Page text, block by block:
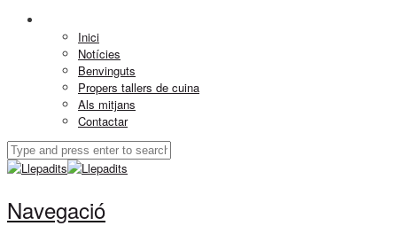
Inici
Notícies
Benvinguts
Propers tallers de cuina
Als mitjans
Contactar
Navegació